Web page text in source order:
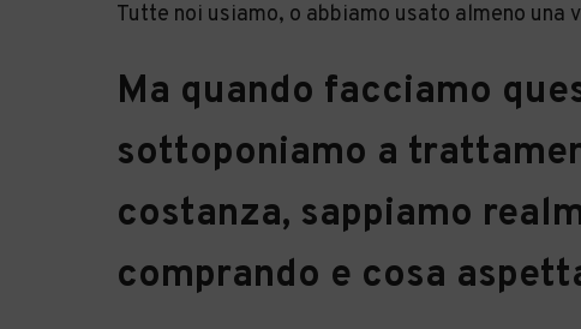
Tutte noi usiamo, o abbiamo usato almeno
Ma quando facciamo
sottoponiamo a
costanza, sappiamo
comprando e cosa